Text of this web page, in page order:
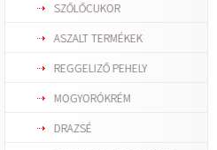
SZŐLŐCUKOR
ASZALT TERMÉKEK
REGGELIZŐ PEHELY
MOGYORÓKRÉM
DRAZSÉ